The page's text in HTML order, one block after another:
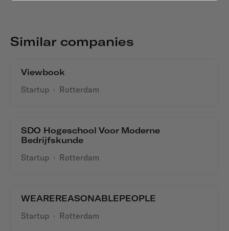
Similar companies
Viewbook
Startup · Rotterdam
SDO Hogeschool Voor Moderne
Bedrijfskunde
Startup · Rotterdam
WEAREREASONABLEPEOPLE
Startup · Rotterdam